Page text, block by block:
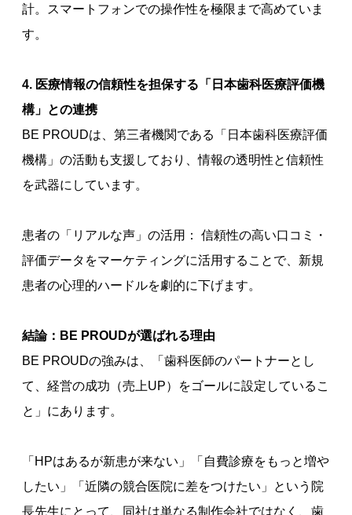
計。スマートフォンでの操作性を極限まで高めていま
す。
4. 医療情報の信頼性を担保する「日本歯科医療評価機
構」との連携
BE PROUDは、第三者機関である「日本歯科医療評価
機構」の活動も支援しており、情報の透明性と信頼性
を武器にしています。
患者の「リアルな声」の活用： 信頼性の高い口コミ・
評価データをマーケティングに活用することで、新規
患者の心理的ハードルを劇的に下げます。
結論：BE PROUDが選ばれる理由
BE PROUDの強みは、「歯科医師のパートナーとし
て、経営の成功（売上UP）をゴールに設定しているこ
と」にあります。
「HPはあるが新患が来ない」「自費診療をもっと増や
したい」「近隣の競合医院に差をつけたい」という院
長先生にとって、同社は単なる制作会社ではなく、歯